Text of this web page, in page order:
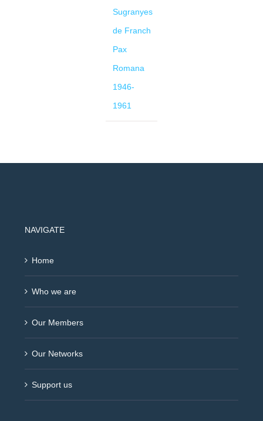
Sugranyes
de Franch
Pax
Romana
1946-
1961
NAVIGATE
Home
Who we are
Our Members
Our Networks
Support us